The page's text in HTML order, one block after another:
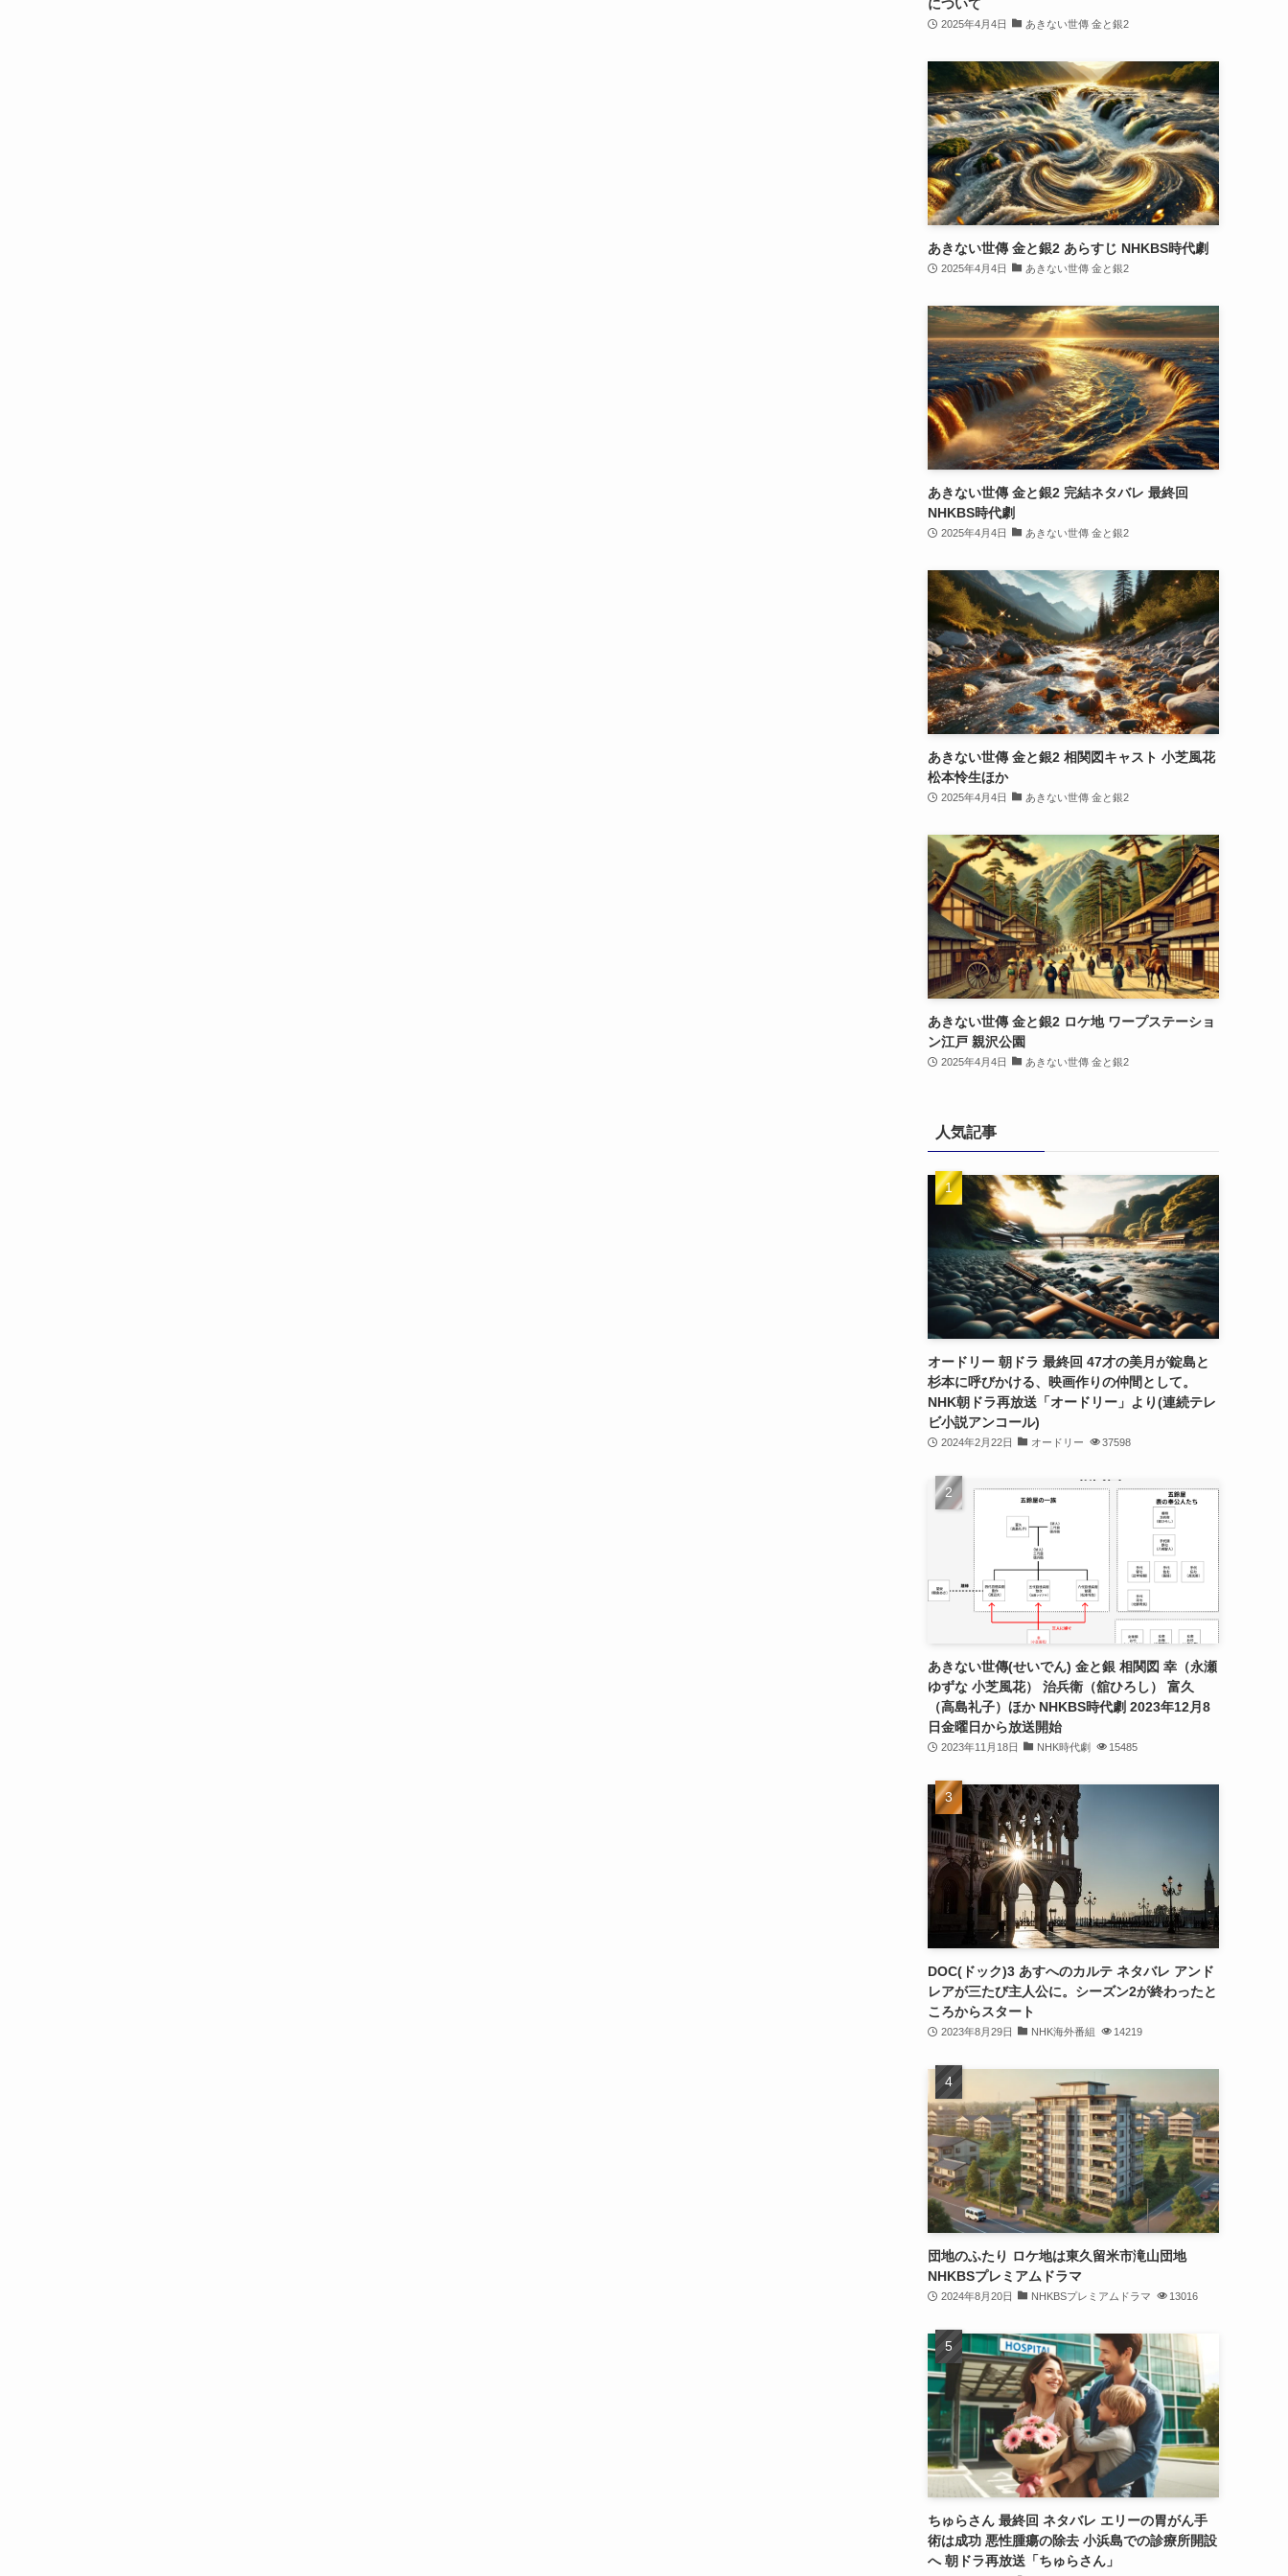
について
2025年4月4日 あきない世傳 金と銀2
あきない世傳 金と銀2 あらすじ NHKBS時代劇
2025年4月4日 あきない世傳 金と銀2
あきない世傳 金と銀2 完結ネタバレ 最終回
NHKBS時代劇
2025年4月4日 あきない世傳 金と銀2
あきない世傳 金と銀2 相関図キャスト 小芝風花
松本怜生ほか
2025年4月4日 あきない世傳 金と銀2
あきない世傳 金と銀2 ロケ地 ワープステーショ
ン江戸 親沢公園
2025年4月4日 あきない世傳 金と銀2
人気記事
オードリー 朝ドラ 最終回 47才の美月が錠島と
杉本に呼びかける、映画作りの仲間として。
NHK朝ドラ再放送「オードリー」より(連続テレ
ビ小説アンコール)
2024年2月22日 オードリー 37598
あきない世傳(せいでん) 金と銀 相関図 幸（永瀬
ゆずな 小芝風花） 治兵衛（舘ひろし） 富久
（高島礼子）ほか NHKBS時代劇 2023年12月8
日金曜日から放送開始
2023年11月18日 NHK時代劇 15485
DOC(ドック)3 あすへのカルテ ネタバレ アンド
レアが三たび主人公に。シーズン2が終わったと
ころからスタート
2023年8月29日 NHK海外番組 14219
団地のふたり ロケ地は東久留米市滝山団地
NHKBSプレミアムドラマ
2024年8月20日 NHKBSプレミアムドラマ 13016
ちゅらさん 最終回 ネタバレ エリーの胃がん手
術は成功 悪性腫瘍の除去 小浜島での診療所開設
へ 朝ドラ再放送「ちゅらさん」